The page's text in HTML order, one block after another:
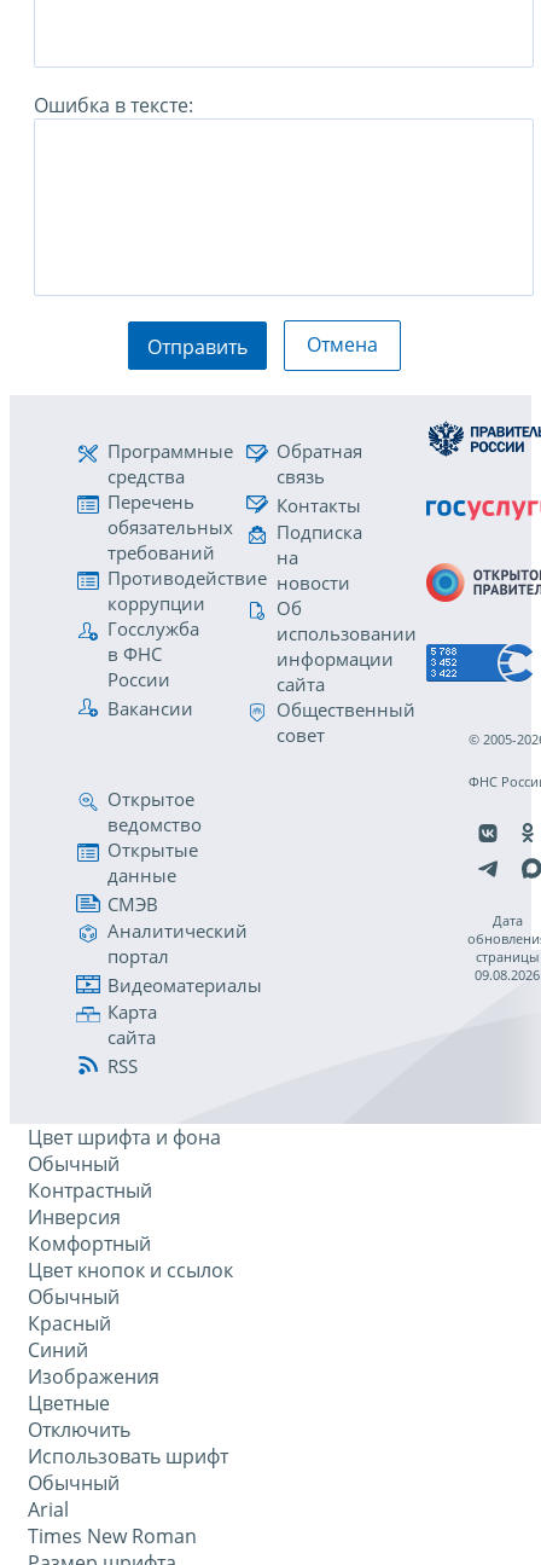
Ошибка в тексте:
Отправить Отмена
Программные
средства
Перечень
обязательных
требований
Противодействие
коррупции
Госслужба
в ФНС
России
Вакансии
Обратная
связь
Контакты
Подписка
на
новости
Об
использовании
информации
сайта
Общественный
совет
Открытое
ведомство
Открытые
данные
СМЭВ
Аналитический
портал
Видеоматериалы
Карта
сайта
RSS
© 2005-
ФНС
Дата
страницы
09.08.2026
Цвет шрифта и фона
Обычный
Контрастный
Инверсия
Комфортный
Цвет кнопок и ссылок
Обычный
Красный
Синий
Изображения
Цветные
Отключить
Использовать шрифт
Обычный
Arial
Times New Roman